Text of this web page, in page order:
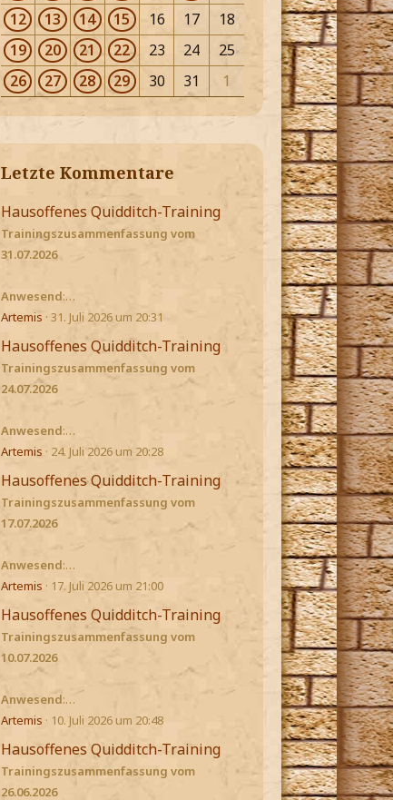
12
13 14 15 16 17
18
19
20 21 22 23 24
25
26
27 28 29 30 31 1
Letzte Kommentare
Hausoffenes Quidditch-Training
Trainingszusammenfassung vom
31.07.2026
Anwesend:…
Artemis 31. Juli 2026 um 20:31
Hausoffenes Quidditch-Training
Trainingszusammenfassung vom
24.07.2026
Anwesend:…
Artemis
24. Juli 2026 um 20:28
Hausoffenes Quidditch-Training
Trainingszusammenfassung vom
17.07.2026
Anwesend:…
Artemis
17. Juli 2026 um 21:00
Hausoffenes Quidditch-Training
Trainingszusammenfassung vom
10.07.2026
Anwesend:…
Artemis
10. Juli 2026 um 20:48
Hausoffenes Quidditch-Training
Trainingszusammenfassung vom
26.06.2026